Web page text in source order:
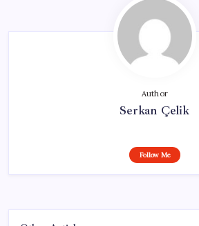
Author
Serkan Çelik
Follow Me